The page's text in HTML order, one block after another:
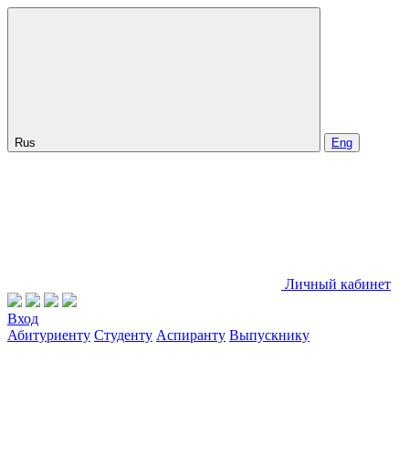
Rus Eng
Личный кабинет
Вход
Абитуриенту Студенту Аспиранту Выпускнику